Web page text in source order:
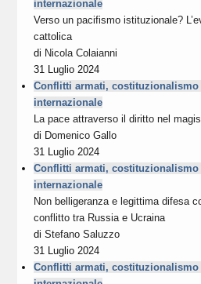
internazionale
Verso un pacifismo istituzionale?
cattolica
di Nicola Colaianni
31 Luglio 2024
Conflitti armati, costituzionalismo
internazionale
La pace attraverso il diritto nel
di Domenico Gallo
31 Luglio 2024
Conflitti armati, costituzionalismo
internazionale
Non belligeranza e legittima difesa
conflitto tra Russia e Ucraina
diStefano Saluzzo
31 Luglio 2024
Conflitti armati, costituzionalismo